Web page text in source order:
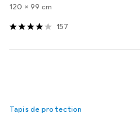
120 x 99 cm
157
Tapis de protection